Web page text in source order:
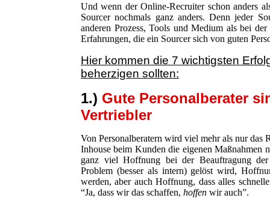
Und wenn der Online-Recruiter schon anders
Sourcer nochmals ganz anders. Denn jeder
anderen Prozess, Tools und Medium als bei
Erfahrungen, die ein Sourcer sich von guten
Hier kommen die 7 wichtigsten
beherzigen sollten:
1.) Gute Personalberater
Vertriebler
Von Personalberatern wird viel mehr als nur
Inhouse beim Kunden die eigenen Maßnahmen
ganz viel Hoffnung bei der Beauftragung
Problem (besser als intern) gelöst wird,
werden, aber auch Hoffnung, dass alles
“Ja, dass wir das schaffen, hoffen wir auch”.